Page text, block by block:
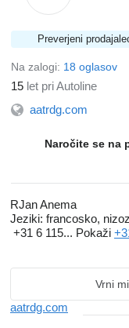
Preverjeni
Na zalogi: 18 oglasov
15 let pri Autoline
aatrdg.com
Naročite se na
RJan Anema
Jeziki: francosko,
+31 6 115... Pokaži
Vrni
aatrdg.com